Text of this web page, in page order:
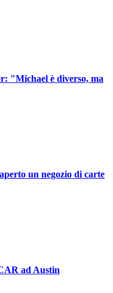
"Michael è diverso, ma
un negozio di carte
ad Austin